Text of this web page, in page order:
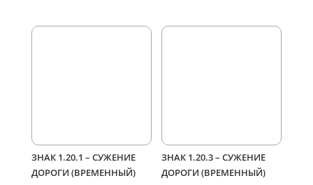
1250,00 ₽
ЗНАК 1.20.1 – СУЖЕНИЕ
ДОРОГИ (ВРЕМЕННЫЙ)
ЗНАК 1.20.3 – СУЖЕНИЕ
ДОРОГИ (ВРЕМЕННЫЙ)